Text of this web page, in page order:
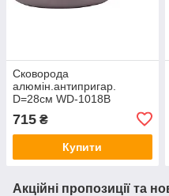
Сковорода
алюмін.антипригар.
D=28см WD-1018B
715 ₴
Купити
Акційні пропозиції та